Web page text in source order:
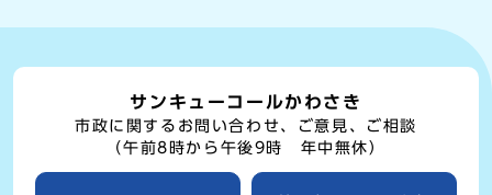
サンキューコールかわさき
市政に関するお問い合わせ、ご意見、ご相談
（午前8時から午後9時 年中無休）